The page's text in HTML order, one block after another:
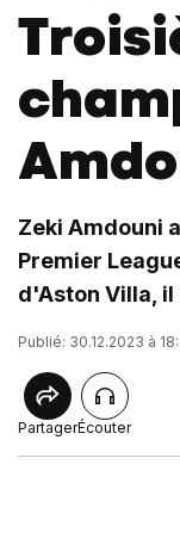
Zeki Amdouni
Premier
d'Aston Villa, il
Publié: 30.12.2023 à
PartagerÉcouter